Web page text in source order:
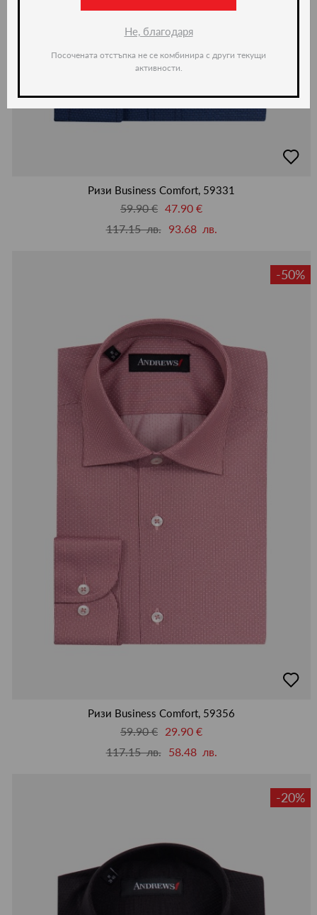
в
Ризи Business Comfort, 59331
59.90 € 47.90 €
117.15 лв.
93.68 лв.
-50%
в
Ризи Business Comfort, 59356
59.90 € 29.90 €
117.15 лв.
58.48 лв.
-20%
Не, благодаря
Посочената отстъпка не се комбинира с други текущи
активности.